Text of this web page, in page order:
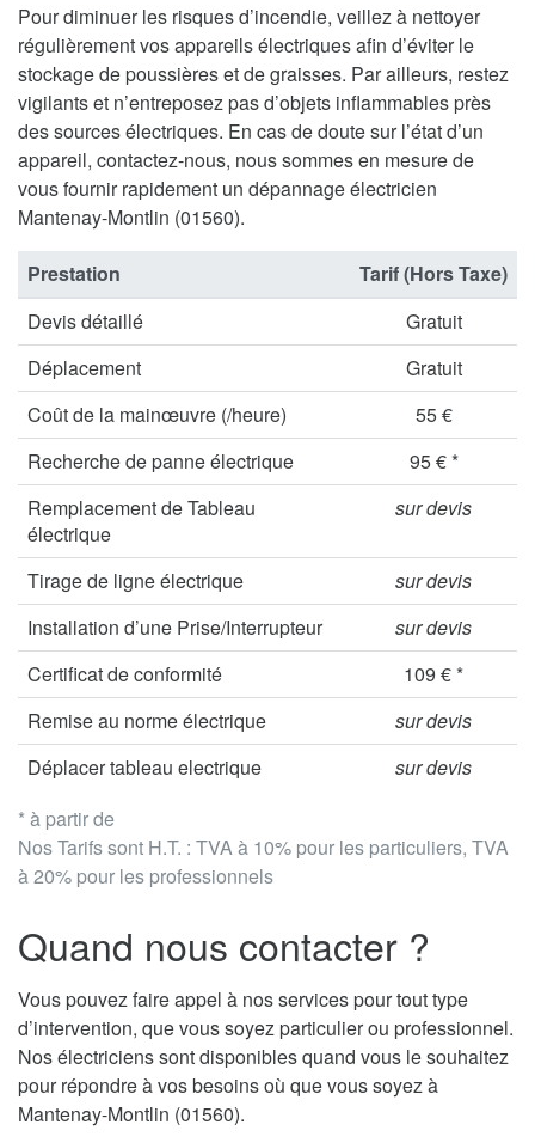
Pour diminuer les risques d’incendie, veillez à nettoyer
régulièrement vos appareils électriques afin d’éviter le
stockage de poussières et de graisses. Par ailleurs, restez
vigilants et n’entreposez pas d’objets inflammables près
des sources électriques. En cas de doute sur l’état d’un
appareil, contactez-nous, nous sommes en mesure de
vous fournir rapidement un dépannage électricien
Mantenay-Montlin (01560).
* à partir de
Nos Tarifs sont H.T. : TVA à 10% pour les particuliers, TVA
à 20% pour les professionnels
Prestation
Tarif (Hors Taxe)
Devis détaillé
Gratuit
Déplacement
Gratuit
Coût de la mainœuvre (/heure)
55 €
Recherche de panne électrique
95 € *
Remplacement de Tableau
électrique
sur devis
Tirage de ligne électrique
sur devis
Installation d’une Prise/Interrupteur
sur devis
Certificat de conformité
109 € *
Remise au norme électrique
sur devis
Déplacer tableau electrique
sur devis
Quand nous contacter ?
Vous pouvez faire appel à nos services pour tout type
d’intervention, que vous soyez particulier ou professionnel.
Nos électriciens sont disponibles quand vous le souhaitez
pour répondre à vos besoins où que vous soyez à
Mantenay-Montlin (01560).